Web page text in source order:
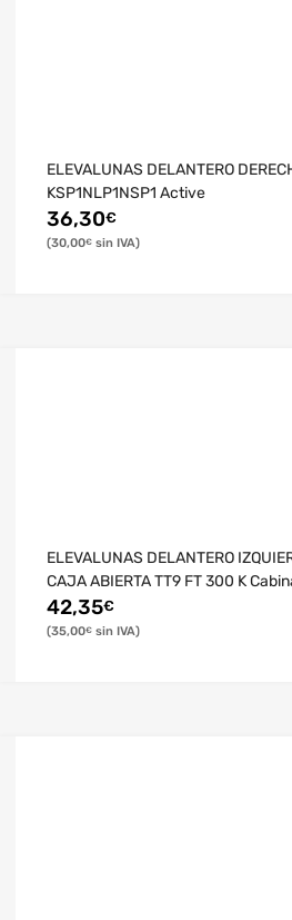
ELEVALUNAS DELANTERO
KSP1NLP1NSP1 Active
36,30€
30,00€
ELEVALUNAS DELANTERO
CAJA ABIERTA TT9 FT 300 K
42,35€
35,00€